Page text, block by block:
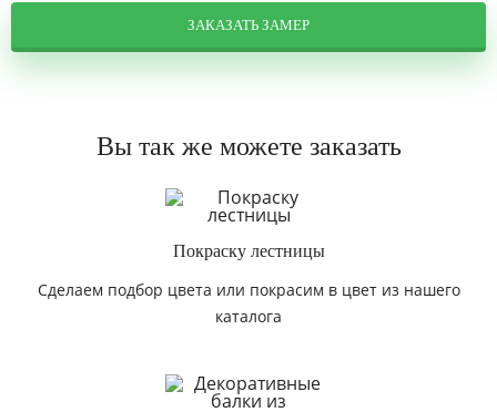
ЗАКАЗАТЬ ЗАМЕР
Вы так же можете заказать
Покраску лестницы
Сделаем подбор цвета или покрасим в цвет из нашего
каталога